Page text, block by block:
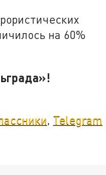
на 60%
, Telegram